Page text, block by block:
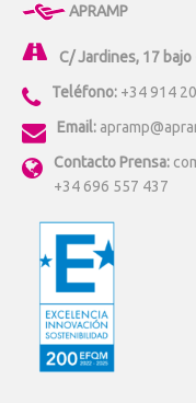
APRAMP
C/ Jardines, 17
Teléfono: +34 914
Email:
Contacto Prensa:
+34 696 557 437